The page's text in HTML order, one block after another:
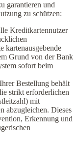
garantieren und
zu schützen:
Kreditkartennutzer
kartenausgebende
Grund von der Bank
sofort beim
Bestellung behält
strikt erforderlichen
mit
abzugleichen. Dieses
Erkennung und